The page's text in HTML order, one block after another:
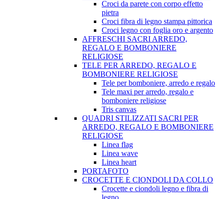
Croci da parete con corpo effetto
pietra
Croci fibra di legno stampa pittorica
Croci legno con foglia oro e argento
AFFRESCHI SACRI ARREDO,
REGALO E BOMBONIERE
RELIGIOSE
TELE PER ARREDO, REGALO E
BOMBONIERE RELIGIOSE
Tele per bomboniere, arredo e regalo
Tele maxi per arredo, regalo e
bomboniere religiose
Tris canvas
QUADRI STILIZZATI SACRI PER
ARREDO, REGALO E BOMBONIERE
RELIGIOSE
Linea flag
Linea wave
Linea heart
PORTAFOTO
CROCETTE E CIONDOLI DA COLLO
Crocette e ciondoli legno e fibra di
legno